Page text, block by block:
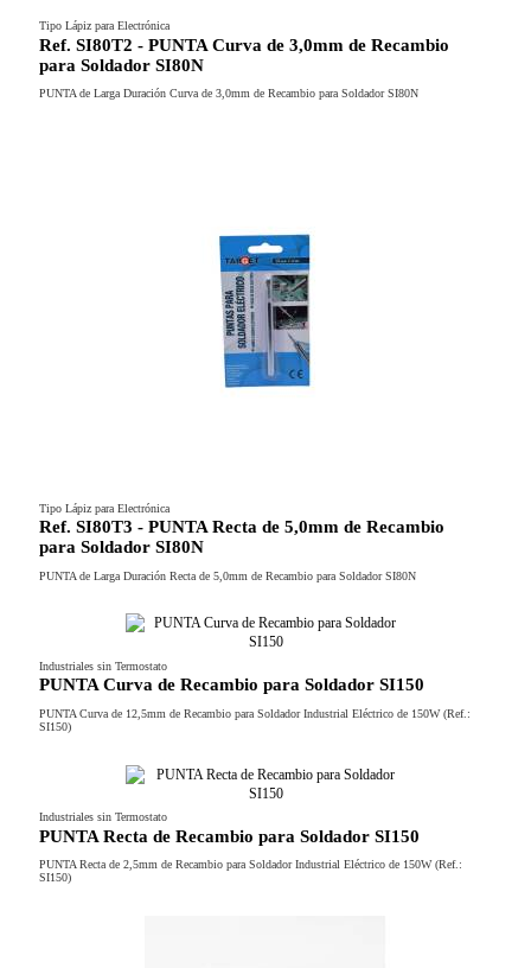
Tipo Lápiz para Electrónica
Ref. SI80T2 - PUNTA Curva de 3,0mm de Recambio
para Soldador SI80N
PUNTA de Larga Duración Curva de 3,0mm de Recambio para Soldador SI80N
Tipo Lápiz para Electrónica
Ref. SI80T3 - PUNTA Recta de 5,0mm de Recambio
para Soldador SI80N
PUNTA de Larga Duración Recta de 5,0mm de Recambio para Soldador SI80N
Industriales sin Termostato
PUNTA Curva de Recambio para Soldador SI150
PUNTA Curva de 12,5mm de Recambio para Soldador Industrial Eléctrico de 150W (Ref.:
SI150)
Industriales sin Termostato
PUNTA Recta de Recambio para Soldador SI150
PUNTA Recta de 2,5mm de Recambio para Soldador Industrial Eléctrico de 150W (Ref.:
SI150)